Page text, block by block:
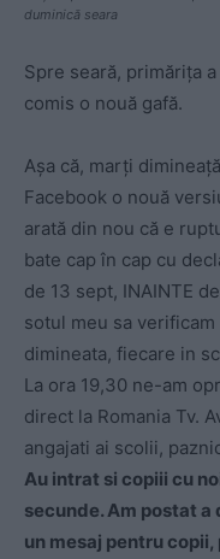
duminică seara
Spre seară, primărița
comis o nouă gafă.
Așa că, marți
Facebook o nouă
arată din nou că e
bate cap în cap cu
de 13 sept, INAINTE
sotul meu sa
dimineata, fiecare in
La ora 19,30 ne-am
direct la Romania Tv.
angajati ai scolii,
Au intrat si copiii cu
secunde. Am postat
un mesaj pentru